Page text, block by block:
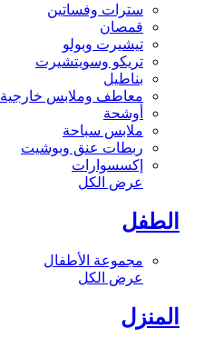
سترات وفساتين
قمصان
تيشيرت وبولو
تريكو وسويتشيرت
بناطيل
معاطف وملابس خارجية
أوشحة
ملابس سباحة
ربطات عنق وبوشيت
إكسسوارات
عرض الكل
الطفل
مجموعة الأطفال
عرض الكل
المنزل